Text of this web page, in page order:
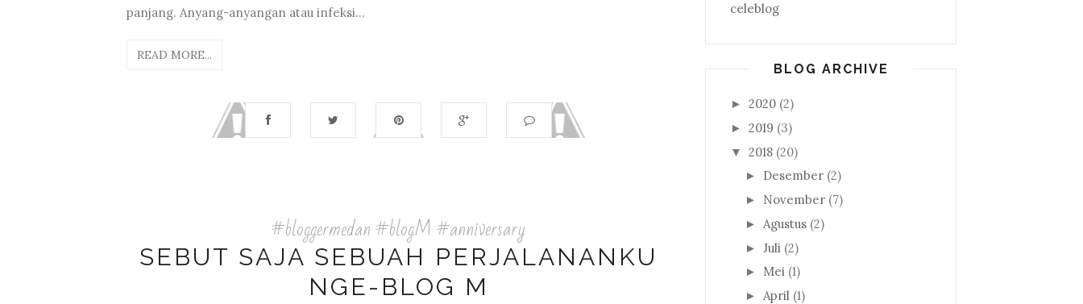
panjang. Anyang-anyangan atau infeksi...
READ MORE...
#bloggermedan #blogM #anniversary
SEBUT SAJA SEBUAH PERJALANANKU
NGE-BLOG M
celeblog
BLOG ARCHIVE
► 2020 (2)
► 2019 (3)
▼ 2018 (20)
► Desember (2)
► November (7)
► Agustus (2)
► Juli (2)
► Mei (1)
► April (1)